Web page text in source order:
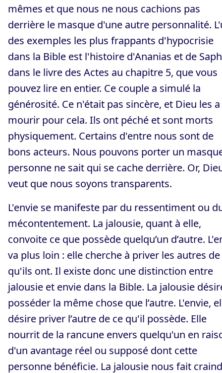
mêmes et que nous ne nous cachions pas
derrière le masque d'une autre personnalité.
des exemples les plus frappants d'hypocrisie
dans la Bible est l'histoire d'Ananias et de
dans le livre des Actes au chapitre 5, que vous
pouvez lire en entier. Ce couple a simulé la
générosité. Ce n'était pas sincère, et Dieu les
mourir pour cela. Ils ont péché et sont morts
physiquement. Certains d'entre nous sont de
bons acteurs. Nous pouvons porter un
personne ne sait qui se cache derrière. Or,
veut que nous soyons transparents.
L'envie se manifeste par du ressentiment ou
mécontentement. La jalousie, quant à elle,
convoite ce que possède quelqu’un d’autre.
va plus loin : elle cherche à priver les autres de
qu'ils ont. Il existe donc une distinction entre
jalousie et envie dans la Bible. La jalousie
posséder la même chose que l’autre. L'envie,
désire priver l’autre de ce qu'il possède. Elle
nourrit de la rancune envers quelqu'un en
d'un avantage réel ou supposé dont cette
personne bénéficie. La jalousie nous fait